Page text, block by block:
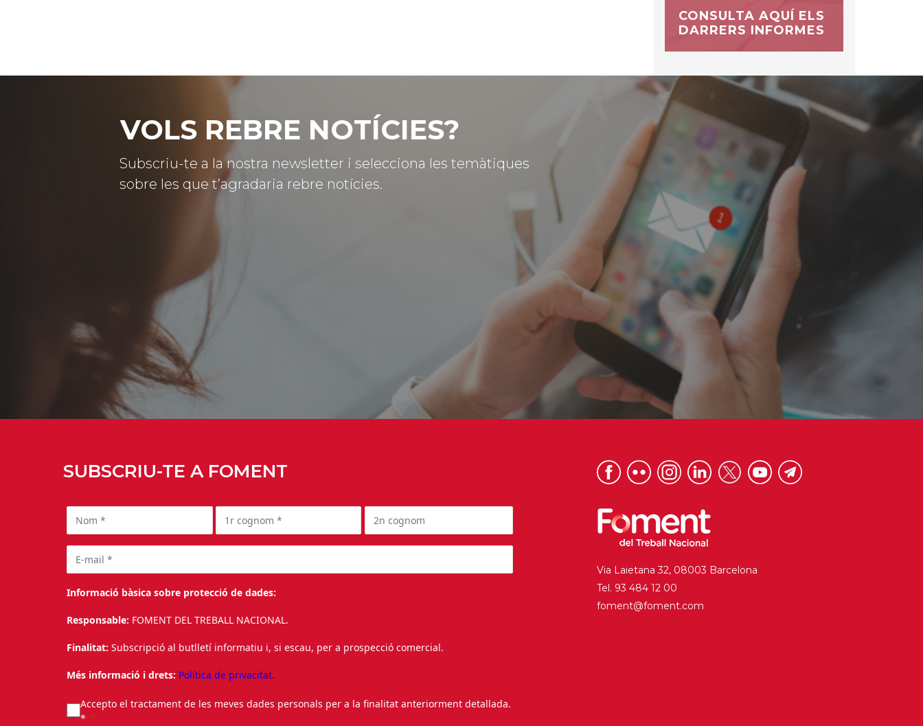
CONSULTA AQUÍ ELS
DARRERS INFORMES
VOLS REBRE NOTÍCIES?
Subscriu-te a la nostra newsletter i selecciona les temàtiques
sobre les que t’agradaria rebre notícies.
SUBSCRIU-TE A FOMENT
Informació bàsica sobre protecció de dades:
Responsable: FOMENT DEL TREBALL NACIONAL.
Finalitat: Subscripció al butlletí informatiu i, si escau, per a prospecció comercial.
Més informació i drets: Política de privacitat.
Accepto el tractament de les meves dades personals per a la finalitat anteriorment detallada.
*
Via Laietana 32, 08003 Barcelona
Tel. 93 484 12 00
foment@foment.com